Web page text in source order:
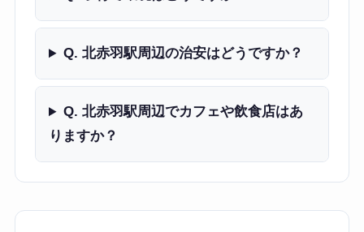
Q. 北赤羽駅周辺の治安はどうですか？
Q. 北赤羽駅周辺でカフェや飲食店はあ
りますか？